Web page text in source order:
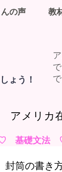
ょう！
アメリカ
礎文法
の声 教
封筒の書き